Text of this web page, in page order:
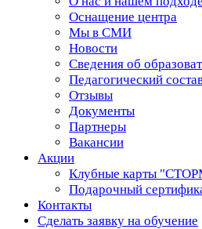
Оснащение центра
Мы в СМИ
Новости
Сведения об
Педагогический
Отзывы
Документы
Партнеры
Вакансии
Акции
Клубные карты
Подарочный
Контакты
Сделать заявку на обучение